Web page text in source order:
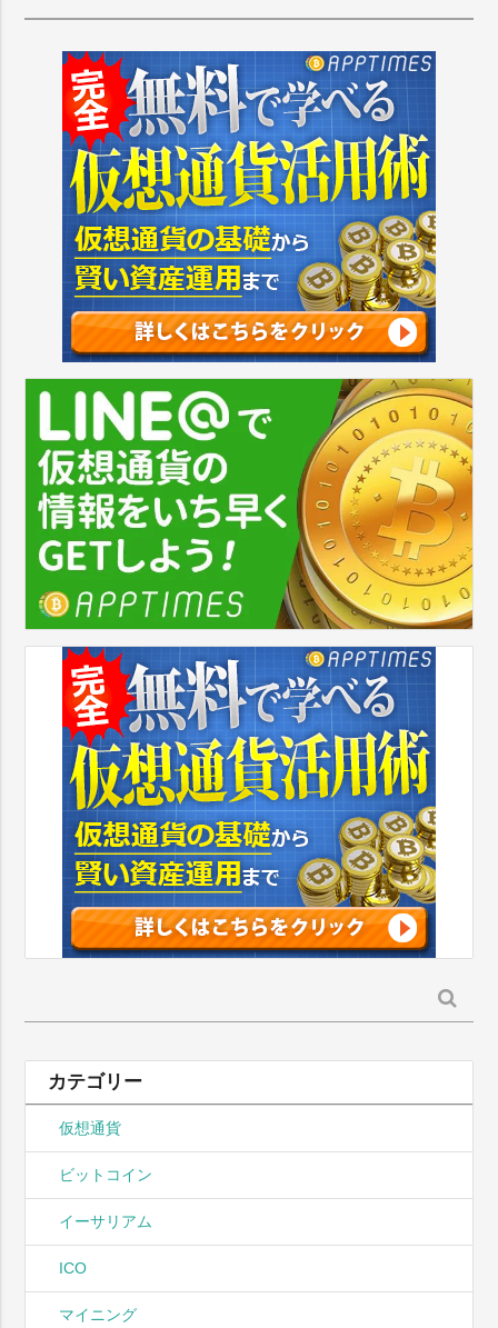
索:
カテゴリー
仮想通貨
ビットコイン
イーサリアム
ICO
マイニング